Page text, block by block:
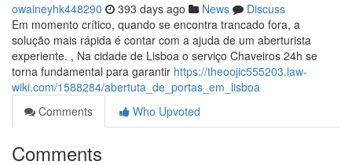
owaineyhk448290 393 days ago News
Discuss
Em momento crítico, quando se encontra trancado fora, a
solução mais rápida é contar com a ajuda de um aberturista
experiente. , Na cidade de Lisboa o serviço Chaveiros 24h se
torna fundamental para garantir https://theoojic555203.law-
wiki.com/1588284/abertuta_de_portas_em_lisboa
Comments
Who Upvoted
Comments